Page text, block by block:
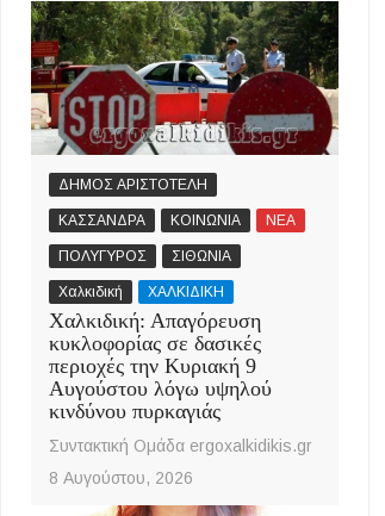
ΔΗΜΟΣ ΑΡΙΣΤΟΤΕΛΗ
ΚΑΣΣΑΝΔΡΑ ΚΟΙΝΩΝΙΑ ΝΕΑ
ΠΟΛΥΓΥΡΟΣ ΣΙΘΩΝΙΑ
Χαλκιδική ΧΑΛΚΙΔΙΚΗ
Χαλκιδική: Απαγόρευση
κυκλοφορίας σε δασικές
περιοχές την Κυριακή 9
Αυγούστου λόγω υψηλού
κινδύνου πυρκαγιάς
Συντακτική Ομάδα ergoxalkidikis.gr
8 Αυγούστου, 2026